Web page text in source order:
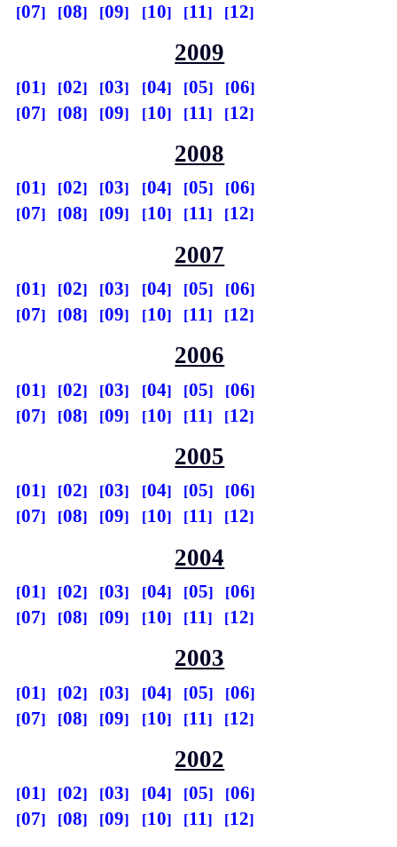
07
08 09 10 11 12
2009
01 02 03 04 05
06
07
08 09 10 11 12
2008
01 02 03 04 05
06
07
08 09 10 11 12
2007
01 02 03 04 05
06
07
08 09 10 11 12
2006
01 02 03 04 05
06
07
08 09 10 11 12
2005
01 02 03 04 05
06
07
08 09 10 11 12
2004
01 02 03 04 05
06
07
08 09 10 11 12
2003
01 02 03 04 05
06
07
08 09 10 11 12
2002
01 02 03 04 05
06
07
08 09 10 11 12